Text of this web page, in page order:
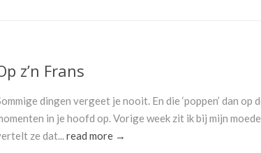
z’n Frans
dingen vergeet je nooit. En die ‘poppen’ dan op
in je hoofd op. Vorige week zit ik bij mijn
ze dat...read more →